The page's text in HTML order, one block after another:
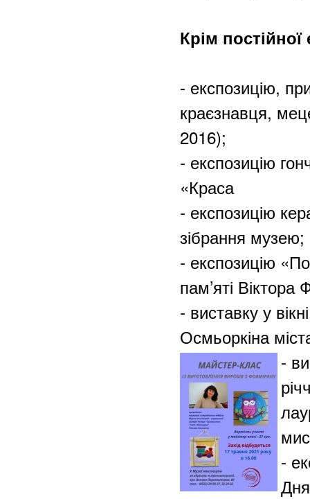
Крім
- експозицію,
краєзнавця,
2016);
- експозицію
«Краса на
- експозицію
зібрання музею;
- експозицію
пам’яті
- виставку у
Осмьоркіна
-
-